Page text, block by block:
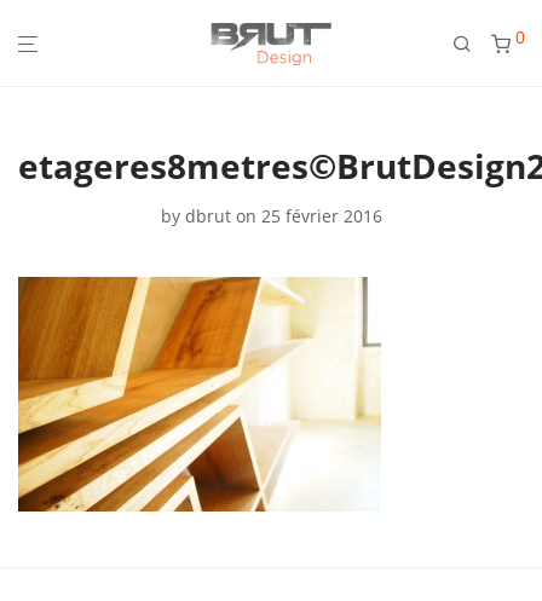
0
by dbrut on 25 février 2016